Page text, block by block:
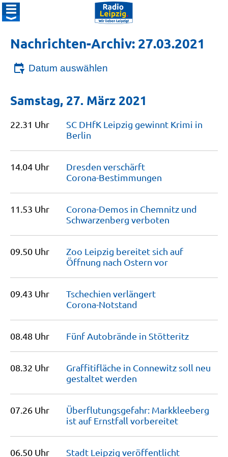
Nachrichten-Archiv: 27.03.2021
Datum auswählen
Samstag, 27. März 2021
22.31 Uhr
SC DHfK Leipzig gewinnt Krimi in
Berlin
14.04 Uhr
Dresden verschärft
Corona-Bestimmungen
11.53 Uhr
Corona-Demos in Chemnitz und
Schwarzenberg verboten
09.50 Uhr
Zoo Leipzig bereitet sich auf
Öffnung nach Ostern vor
09.43 Uhr
Tschechien verlängert
Corona-Notstand
08.48 Uhr Fünf Autobrände in Stötteritz
08.32 Uhr
Graffitifläche in Connewitz soll neu
gestaltetwerden
07.26 Uhr
Überflutungsgefahr: Markkleeberg
ist auf Ernstfall vorbereitet
06.50 Uhr Stadt Leipzig veröffentlicht